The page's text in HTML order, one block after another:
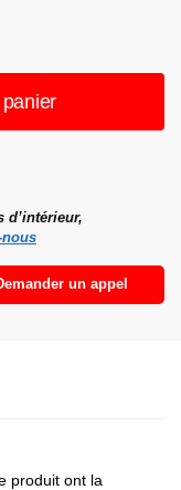
d’intérieur,
nous
un appel
produit ont la